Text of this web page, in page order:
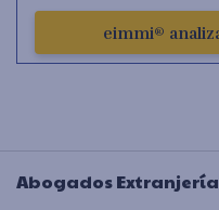
eimmi®
Abogados